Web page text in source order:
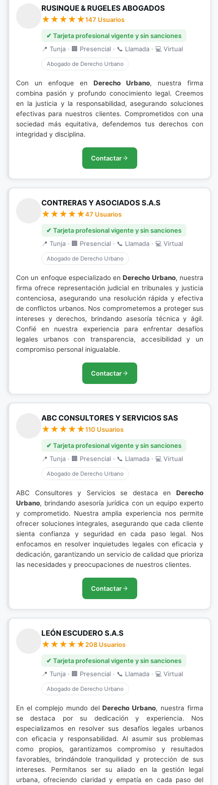
RUSINQUE & RUGELES ABOGADOS
147 Usuarios
✔ Tarjeta profesional vigente y sin sanciones
📍 Tunja · 🏢 Presencial · 📞 Llamada · 💻 Virtual
Abogado de Derecho Urbano
Con un enfoque en Derecho Urbano, nuestra firma
combina pasión y profundo conocimiento legal. Creemos
en la justicia y la responsabilidad, asegurando soluciones
efectivas para nuestros clientes. Comprometidos con una
sociedad más equitativa, defendemos tus derechos con
integridad y disciplina.
Contactar
CONTRERAS Y ASOCIADOS S.A.S
47 Usuarios
✔ Tarjeta profesional vigente y sin sanciones
📍 Tunja · 🏢 Presencial · 📞 Llamada · 💻 Virtual
Abogado de Derecho Urbano
Con un enfoque especializado enDerecho Urbano, nuestra
firma ofrece representación judicial en tribunales y justicia
contenciosa, asegurando una resolución rápida y efectiva
de conflictos urbanos. Nos comprometemos a proteger sus
intereses y derechos, brindando asesoría técnica y ágil.
Confié en nuestra experiencia para enfrentar desafíos
legales urbanos con transparencia, accesibilidad y un
compromiso personal inigualable.
Contactar
ABC CONSULTORES Y SERVICIOS SAS
110 Usuarios
✔ Tarjeta profesional vigente y sin sanciones
📍 Tunja · 🏢 Presencial · 📞 Llamada · 💻 Virtual
Abogado de Derecho Urbano
ABC Consultores y Servicios se destaca en Derecho
Urbano, brindando asesoría jurídica con un equipo experto
y comprometido. Nuestra amplia experiencia nos permite
ofrecer soluciones integrales, asegurando que cada cliente
sienta confianza y seguridad en cada paso legal. Nos
enfocamos en resolver inquietudes legales con eficacia y
dedicación, garantizando un servicio de calidad que prioriza
las necesidades y preocupaciones de nuestros clientes.
Contactar
LEÓN ESCUDERO S.A.S
208 Usuarios
✔ Tarjeta profesional vigente y sin sanciones
📍 Tunja · 🏢 Presencial · 📞 Llamada · 💻 Virtual
Abogado de Derecho Urbano
En el complejo mundo delDerecho Urbano, nuestra firma
se destaca por su dedicación y experiencia. Nos
especializamos en resolver sus desafíos legales urbanos
con eficacia y responsabilidad. Al asumir sus problemas
como propios, garantizamos compromiso y resultados
favorables, brindándole tranquilidad y protección de sus
intereses. Permítanos ser su aliado en la gestión legal
urbana, ofreciendo claridad y empatía en cada paso del